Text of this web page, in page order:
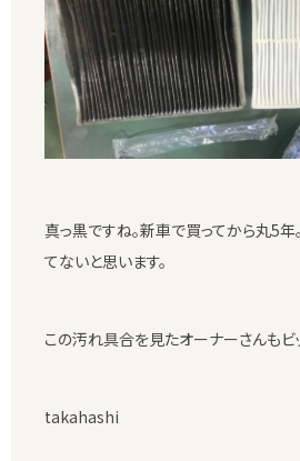
真っ黒ですね。新車で買ってから丸5年
てないと思います。
この汚れ具合を見たオーナーさんもビ
takahashi